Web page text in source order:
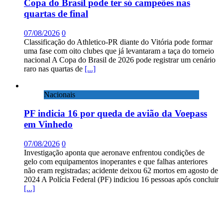
Copa do Brasil pode ter só campeões nas
quartas de final
07/08/2026 0
Classificação do Athletico-PR diante do Vitória pode formar
uma fase com oito clubes que já levantaram a taça do torneio
nacional A Copa do Brasil de 2026 pode registrar um cenário
raro nas quartas de [...]
Nacionais
PF indicia 16 por queda de avião da Voepass
em Vinhedo
07/08/2026 0
Investigação aponta que aeronave enfrentou condições de
gelo com equipamentos inoperantes e que falhas anteriores
não eram registradas; acidente deixou 62 mortos em agosto de
2024 A Polícia Federal (PF) indiciou 16 pessoas após concluir
[...]